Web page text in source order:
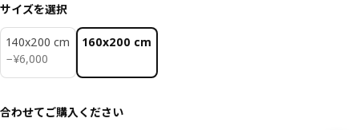
サイズを選択
140x200 cm
−¥6,000
¥ 6000
160x200 cm
合わせてご購入ください